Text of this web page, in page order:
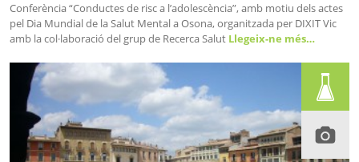
Conferència “Conductes de risc a l’adolescència”, amb motiu dels actes
pel Dia Mundial de la Salut Mental a Osona, organitzada per DIXIT Vic
amb la col·laboració del grup de Recerca Salut Llegeix-ne més…